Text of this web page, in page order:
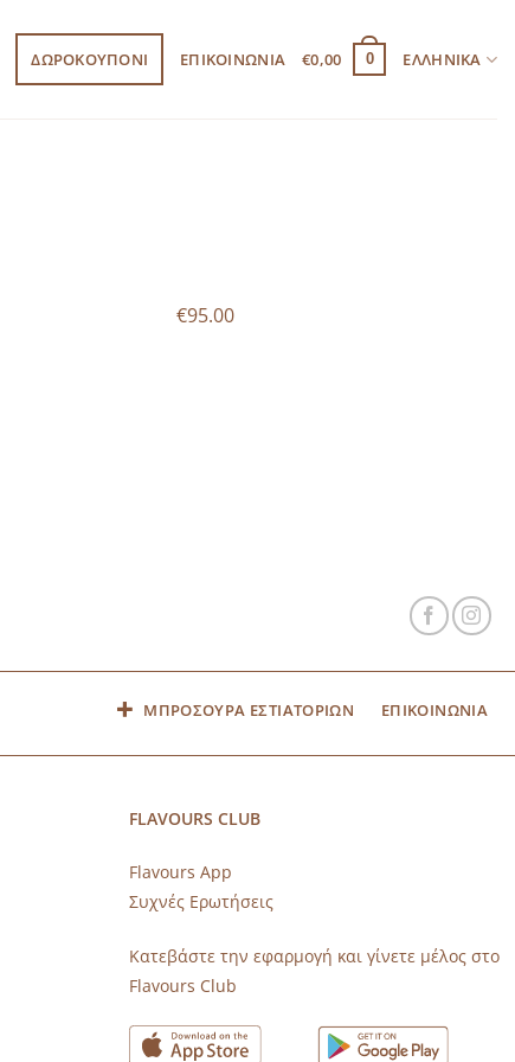
ΔΩΡΟΚΟΥΠΟΝΙ ΕΠΙΚΟΙΝΩΝΙΑ €0,00 0 ΕΛΛΗΝΙΚΆ
€95.00
ΜΠΡΟΣΟΥΡΑ ΕΣΤΙΑΤΟΡΙΩΝ ΕΠΙΚΟΙΝΩΝΙΑ
FLAVOURS CLUB
Flavours App
Συχνές Ερωτήσεις
Κατεβάστε την εφαρμογή και γίνετε μέλος στο
Flavours Club